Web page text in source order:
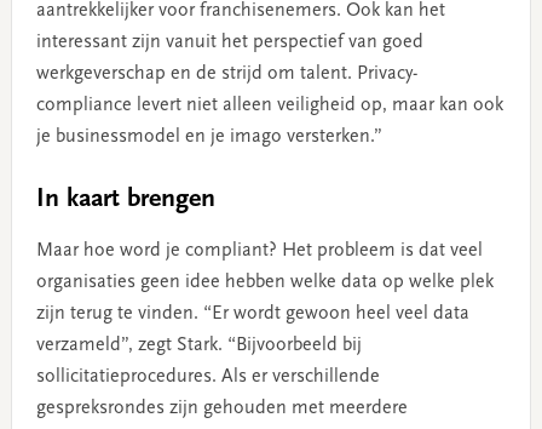
aantrekkelijker voor franchisenemers. Ook kan het
interessant zijn vanuit het perspectief van goed
werkgeverschap en de strijd om talent. Privacy-
compliance levert niet alleen veiligheid op, maar kan ook
je businessmodel en je imago versterken.”
In kaart brengen
Maar hoe word je compliant? Het probleem is dat veel
organisaties geen idee hebben welke data op welke plek
zijn terug te vinden. “Er wordt gewoon heel veel data
verzameld”, zegt Stark. “Bijvoorbeeld bij
sollicitatieprocedures. Als er verschillende
gespreksrondes zijn gehouden met meerdere